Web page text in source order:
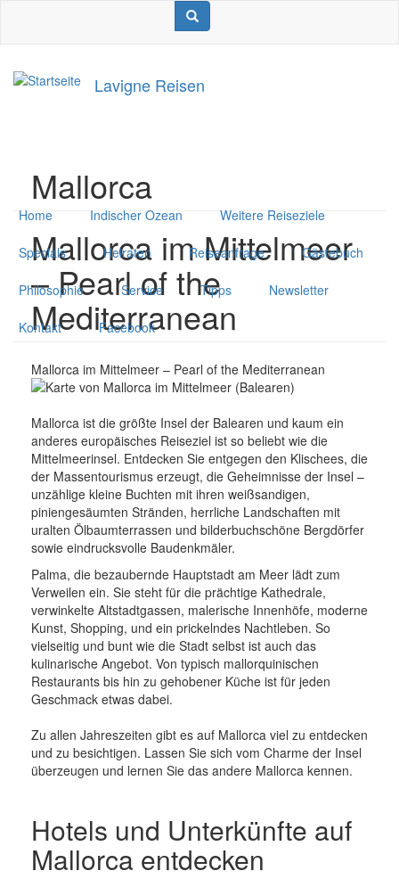
Inhalt
Suche
Suche
Suche
Lavigne Reisen
Home Indischer Ozean Weitere Reiseziele
Specials Heiraten Reiseanfrage Gästebuch
Philosophie Service Tipps Newsletter
Kontakt Facebook
Mallorca
Mallorca im Mittelmeer
– Pearl of the
Mediterranean
Mallorca im Mittelmeer – Pearl of the Mediterranean
Mallorca ist die größte Insel der Balearen und kaum ein
anderes europäisches Reiseziel ist so beliebt wie die
Mittelmeerinsel. Entdecken Sie entgegen den Klischees, die
der Massentourismus erzeugt, die Geheimnisse der Insel –
unzählige kleine Buchten mit ihren weißsandigen,
piniengesäumten Stränden, herrliche Landschaften mit
uralten Ölbaumterrassen und bilderbuchschöne Bergdörfer
sowie eindrucksvolle Baudenkmäler.
Palma, die bezaubernde Hauptstadt am Meer lädt zum
Verweilen ein. Sie steht für die prächtige Kathedrale,
verwinkelte Altstadtgassen, malerische Innenhöfe, moderne
Kunst, Shopping, und ein prickelndes Nachtleben. So
vielseitig und bunt wie die Stadt selbst ist auch das
kulinarische Angebot. Von typisch mallorquinischen
Restaurants bis hin zu gehobener Küche ist für jeden
Geschmack etwas dabei.
Zu allen Jahreszeiten gibt es auf Mallorca viel zu entdecken
und zu besichtigen. Lassen Sie sich vom Charme der Insel
überzeugen und lernen Sie das andere Mallorca kennen.
Hotels und Unterkünfte auf
Mallorca entdecken